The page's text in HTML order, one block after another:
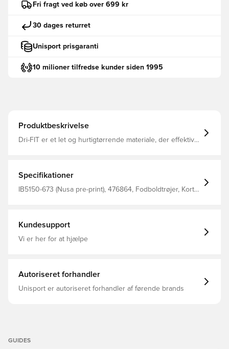
Fri fragt ved køb over 699 kr
30 dages returret
Unisport prisgaranti
10 milioner tilfredse kunder siden 1995
Produktbeskrivelse
Dri-FIT er et let og hurtigtørrende materiale, der effektivt
polyester.
Specifikationer
IB5150-673 (Nusa pre-print), 476864, Fodboldtrøjer, Kort
Kundesupport
Vi er her for at hjælpe
Autoriseret forhandler
Unisport er autoriseret forhandler af førende brands
GUIDES